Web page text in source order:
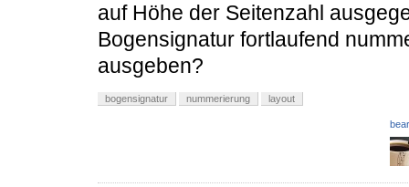
auf Höhe der Seitenzahl
Bogensignatur fortlaufend
ausgeben?
bogensignatur nummerierung layout